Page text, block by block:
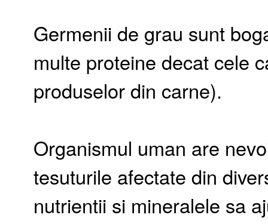
Germenii de grau sunt
multe proteine decat cele
produselor din carne).
Organismul uman are
tesuturile afectate din
nutrientii si mineralele sa